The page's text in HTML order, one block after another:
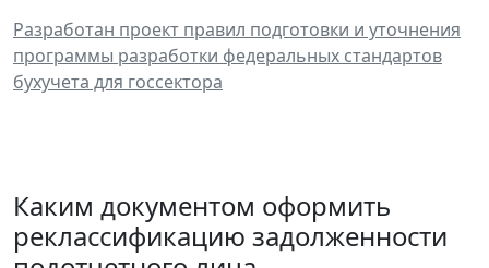
Разработан проект правил подготовки и уточнения
программы разработки федеральных стандартов
бухучета для госсектора
Каким документом оформить
реклассификацию задолженности